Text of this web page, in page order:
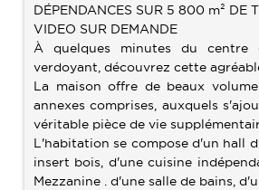
DÉPENDANCES SUR 5 800 m² DE
VIDEO SUR DEMANDE
À quelques minutes du centre
verdoyant, découvrez cette
La maison offre de beaux
annexes comprises, auxquels
véritable pièce de vie
L'habitation se compose d'un hall
insert bois, d'une cuisine
Mezzanine . d'une salle de bains,